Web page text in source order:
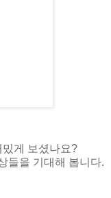
게 보셨나요?
들을 기대해 봅니다.